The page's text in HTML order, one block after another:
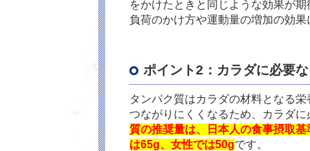
をかけたときと同じような効果が
負荷のかけ方や運動量の増加の効
ポイント2 ：カラダに必要
タンパク質はカラダの材料となる
つながりにくくなるため、カラダ
質の推奨量は、日本人の食事摂取
は65g、女性では50gです。